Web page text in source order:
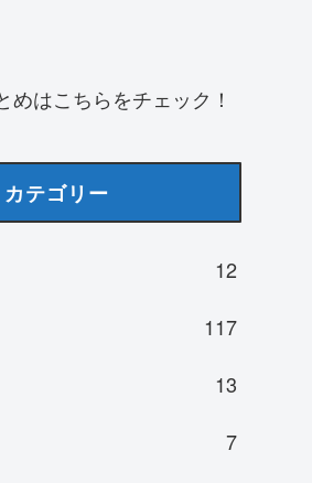
はこちらをチェック！
カテゴリー
12
117
13
7